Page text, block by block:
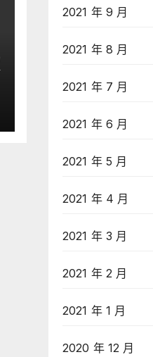
2021 年 9 月
2021 年 8 月
2021 年 7 月
2021 年 6 月
2021 年 5 月
2021 年 4 月
2021 年 3 月
2021 年 2 月
2021 年 1 月
2020 年 12 月